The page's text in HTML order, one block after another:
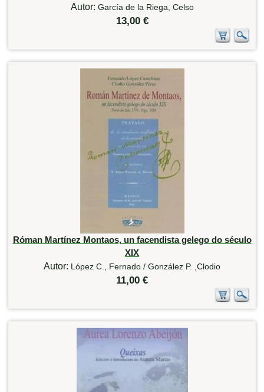
Autor: García de la Riega, Celso
13,00 €
Róman Martínez Montaos, un facendista gelego do século
XIX
Autor: López C., Fernado / González P. ,Clodio
11,00 €